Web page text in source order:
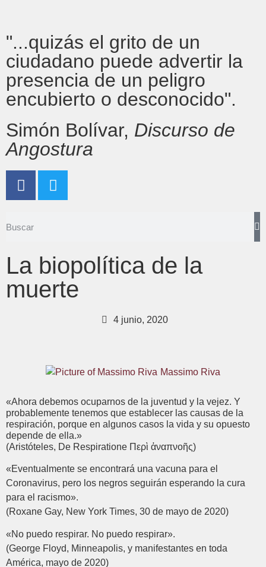
"...quizás el grito de un
ciudadano puede advertir la
presencia de un peligro
encubierto o desconocido".
Simón Bolívar, Discurso de
Angostura
La biopolítica de la
muerte
4 junio, 2020
Massimo Riva
«Ahora debemos ocuparnos de la juventud y la vejez. Y
probablemente tenemos que establecer las causas de la
respiración, porque en algunos casos la vida y su opuesto
depende de ella.»
(Aristóteles, De Respiratione Περὶ ἀναπνοῆς)
«Eventualmente se encontrará una vacuna para el
Coronavirus, pero los negros seguirán esperando la cura
para el racismo».
(Roxane Gay, New York Times, 30 de mayo de 2020)
«No puedo respirar. No puedo respirar».
(George Floyd, Minneapolis, y manifestantes en toda
América, mayo de 2020)